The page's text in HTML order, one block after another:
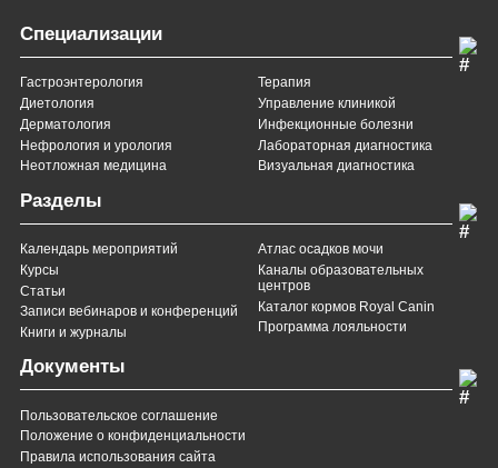
Специализации
Гастроэнтерология
Диетология
Дерматология
Нефрология и урология
Неотложная медицина
Терапия
Управление клиникой
Инфекционные болезни
Лабораторная диагностика
Визуальная диагностика
Разделы
Календарь мероприятий
Курсы
Статьи
Записи вебинаров и конференций
Книги и журналы
Атлас осадков мочи
Каналы образовательных
центров
Каталог кормов Royal Canin
Программа лояльности
Документы
Пользовательское соглашение
Положение о конфиденциальности
Правила использования сайта